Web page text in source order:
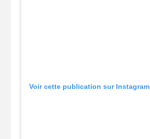
Voir cette publication sur Instagram